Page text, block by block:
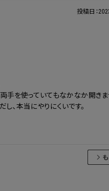
投稿日：
手を使っていてもなかなか開きま
、本当にやりにくいです。